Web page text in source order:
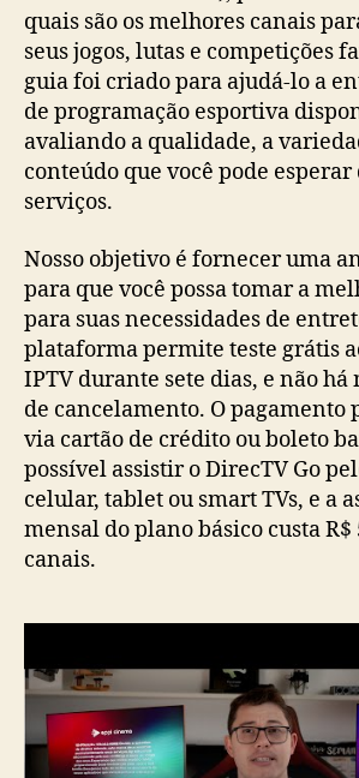
quais são os melhores canais
seus jogos, lutas e competições
guia foi criado para ajudá-lo a
de programação esportiva
avaliando a qualidade, a
conteúdo que você pode
serviços.
Nosso objetivo é fornecer uma
para que você possa tomar a
para suas necessidades de
plataforma permite teste grátis
IPTV durante sete dias, e não há
de cancelamento. O pagamento
via cartão de crédito ou boleto
possível assistir o DirecTV Go
celular, tablet ou smart TVs, e a
mensal do plano básico custa R$
canais.